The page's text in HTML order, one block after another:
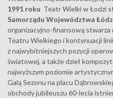
1991 roku Teatr Wielki w Łodzi
Samorządu Województwa
organizacyjno-finansową stwarza
Teatru Wielkiego i kontynuacji
z najwybitniejszych pozycji
światowej, a także dzieł
najwyższym poziomie
Galą Sezonu na placu
obchody jubileuszu 60-lecia